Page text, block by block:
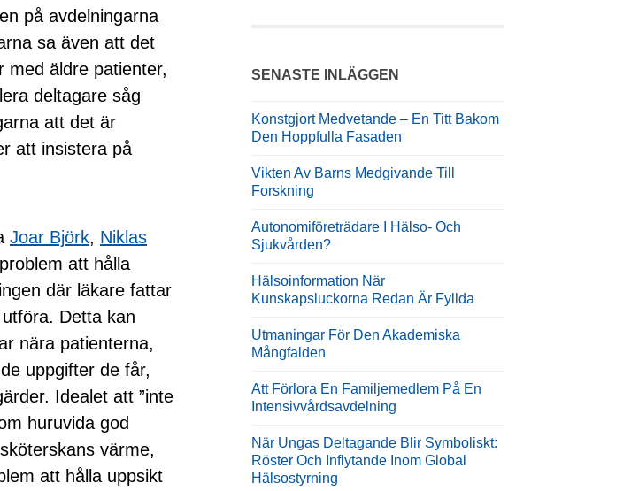
på avdelningarna
sa även att det
med äldre patienter,
deltagare såg
att det är
att insistera på
Joar Björk, Niklas
att hålla
där läkare fattar
Detta kan
nära patienterna,
uppgifter de får,
Idealet att ”inte
huruvida god
värme,
att hålla uppsikt
SENASTE INLÄGGEN
Konstgjort Medvetande – En Titt Bakom
Den Hoppfulla Fasaden
Vikten Av Barns Medgivande Till
Forskning
Autonomiföreträdare I Hälso- Och
Sjukvården?
Hälsoinformation När
Kunskapsluckorna Redan Är Fyllda
Utmaningar För Den Akademiska
Mångfalden
Att Förlora En Familjemedlem På En
Intensivvårdsavdelning
När Ungas Deltagande Blir Symboliskt:
Röster Och Inflytande Inom Global
Hälsostyrning